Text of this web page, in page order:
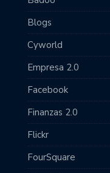
Blogs
Cyworld
Empresa 2.0
Facebook
Finanzas 2.0
Flickr
FourSquare